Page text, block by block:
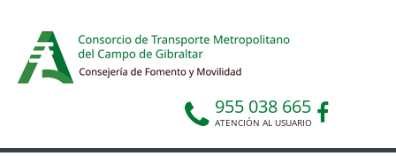
955 038 665
ATENCIÓN AL USUARIO